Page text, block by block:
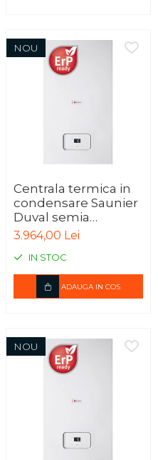
NOU
Centrala termica in
condensare Saunier
Duval semia
condens 25A, kit
evacuare inclus, 6
ani garantie
3.964,00 Lei
IN STOC
ADAUGA IN COS
NOU